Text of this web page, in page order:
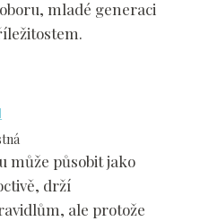
mladé generaci
může působit jako
drží
ale protože